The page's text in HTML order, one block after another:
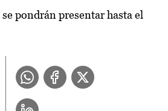
pondrán presentar hasta el